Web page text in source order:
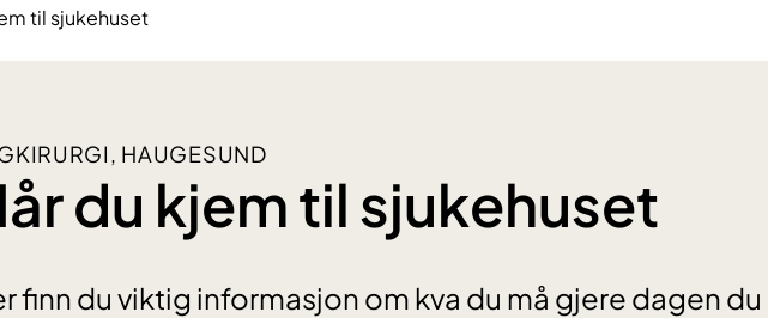
til sjukehuset
HAUGESUND
du kjem til sjukehuset
finn du viktig informasjon om kva du må gjere dagen du